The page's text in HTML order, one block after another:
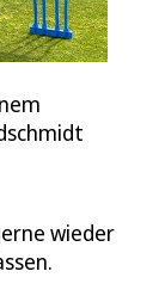
wieder